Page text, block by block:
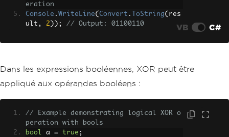
eration
Console . WriteLine( Convert . ToString( res
ult , 2 )); // Output: 01100110 VB C#
Dans les expressions booléennes, XOR peut être
appliqué aux opérandes booléens :
// Example demonstrating logical XOR o
peration with bools
bool a = true ;